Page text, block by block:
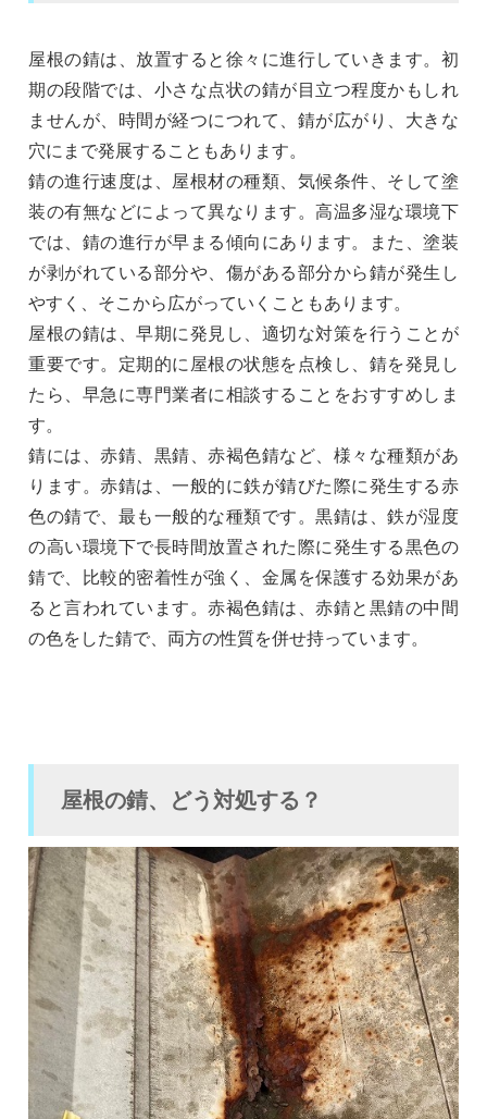
屋根の錆は、放置すると徐々に進行していきます。初
期の段階では、小さな点状の錆が目立つ程度かもしれ
ませんが、時間が経つにつれて、錆が広がり、大きな
穴にまで発展することもあります。
錆の進行速度は、屋根材の種類、気候条件、そして塗
装の有無などによって異なります。高温多湿な環境下
では、錆の進行が早まる傾向にあります。また、塗装
が剥がれている部分や、傷がある部分から錆が発生し
やすく、そこから広がっていくこともあります。
屋根の錆は、早期に発見し、適切な対策を行うことが
重要です。定期的に屋根の状態を点検し、錆を発見し
たら、早急に専門業者に相談することをおすすめしま
す。
錆には、赤錆、黒錆、赤褐色錆など、様々な種類があ
ります。赤錆は、一般的に鉄が錆びた際に発生する赤
色の錆で、最も一般的な種類です。黒錆は、鉄が湿度
の高い環境下で長時間放置された際に発生する黒色の
錆で、比較的密着性が強く、金属を保護する効果があ
ると言われています。赤褐色錆は、赤錆と黒錆の中間
の色をした錆で、両方の性質を併せ持っています。
屋根の錆、どう対処する？